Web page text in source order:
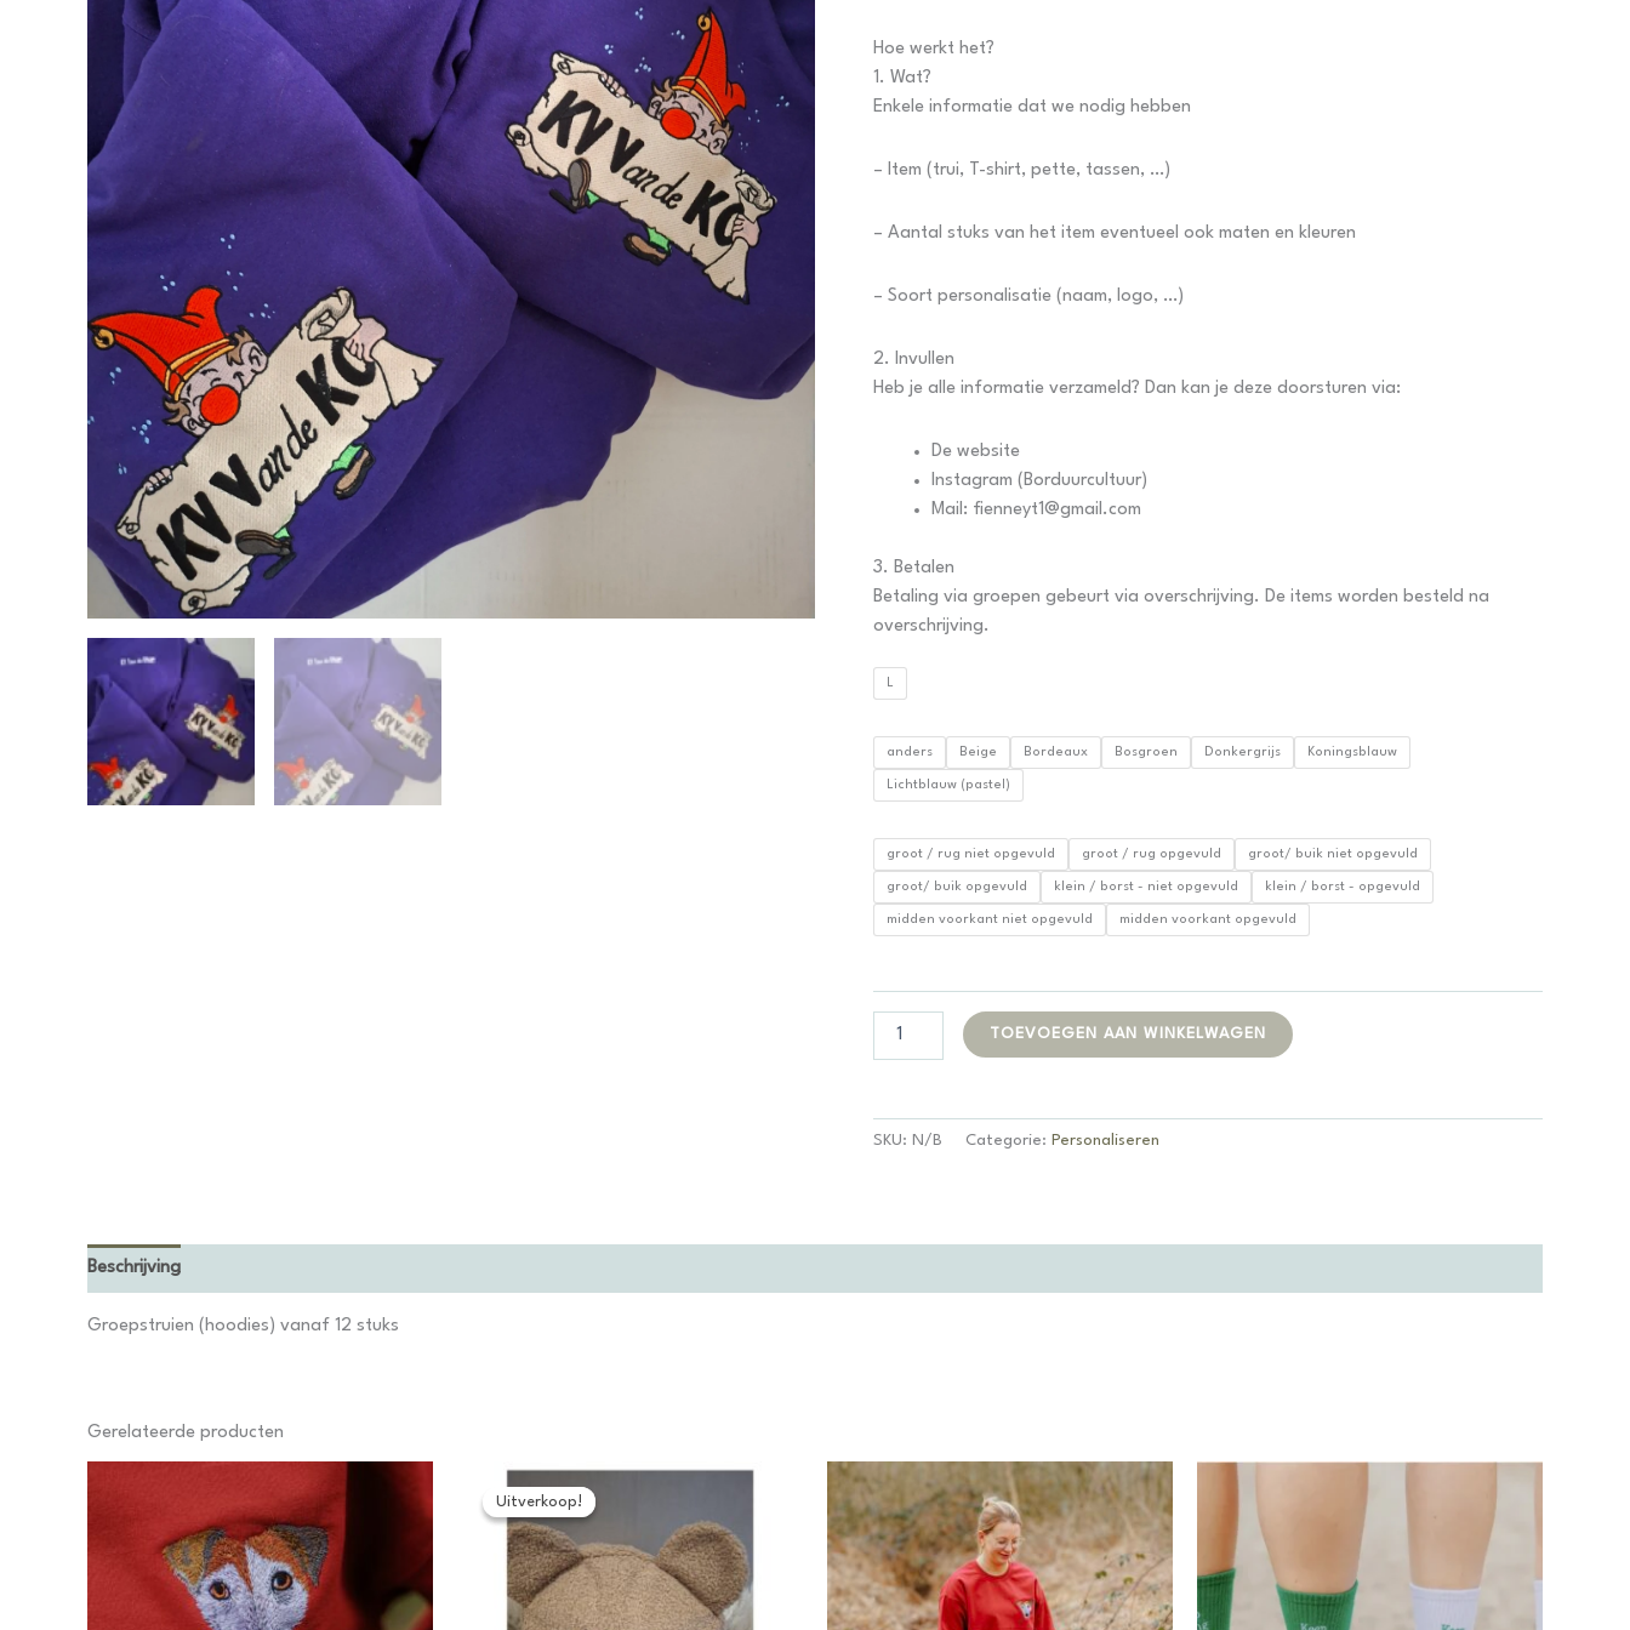
Hoe werkt het?
1. Wat?
Enkele informatie dat we nodig hebben
– Item (trui, T-shirt, pette, tassen, …)
– Aantal stuks van het item eventueel ook maten en kleuren
– Soort personalisatie (naam, logo, …)
2. Invullen
Heb je alle informatie verzameld? Dan kan je deze doorsturen via:
De website
Instagram (Borduurcultuur)
Mail: fienneyt1@gmail.com
3. Betalen
Betaling via groepen gebeurt via overschrijving. De items worden besteld na
overschrijving.
L
anders Beige Bordeaux Bosgroen Donkergrijs Koningsblauw
Lichtblauw (pastel)
groot / rug niet opgevuld groot / rug opgevuld groot/ buik niet opgevuld
groot/ buik opgevuld klein / borst - niet opgevuld klein / borst - opgevuld
midden voorkant niet opgevuld midden voorkant opgevuld
Groepstruien
TOEVOEGEN AAN WINKELWAGEN
SKU: N/B Categorie: Personaliseren
Beschrijving
Groepstruien (hoodies) vanaf 12 stuks
Gerelateerde producten
Uitverkoop!
Uitverkoop!